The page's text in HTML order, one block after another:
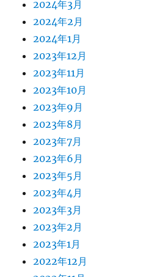
2024年3月
2024年2月
2024年1月
2023年12月
2023年11月
2023年10月
2023年9月
2023年8月
2023年7月
2023年6月
2023年5月
2023年4月
2023年3月
2023年2月
2023年1月
2022年12月